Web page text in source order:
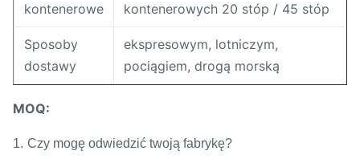
kontenerowe
kontenerowych 20 stóp / 45 stóp
Sposoby
dostawy
ekspresowym, lotniczym,
pociągiem, drogą morską
MOQ:
1. Czy mogę odwiedzić twoją fabrykę?